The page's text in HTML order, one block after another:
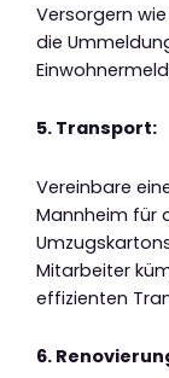
Versorgern
die
5. Transport:
Vereinbare
Mannheim für
Mitarbeiter
effizienten
6.